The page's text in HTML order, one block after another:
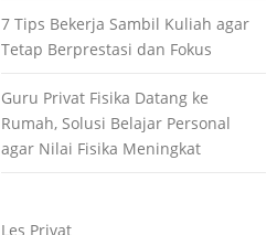
7 Tips Bekerja Sambil Kuliah agar
Tetap Berprestasi dan Fokus
Guru Privat Fisika Datang ke
Rumah, Solusi Belajar Personal
agar Nilai Fisika Meningkat
Les Privat